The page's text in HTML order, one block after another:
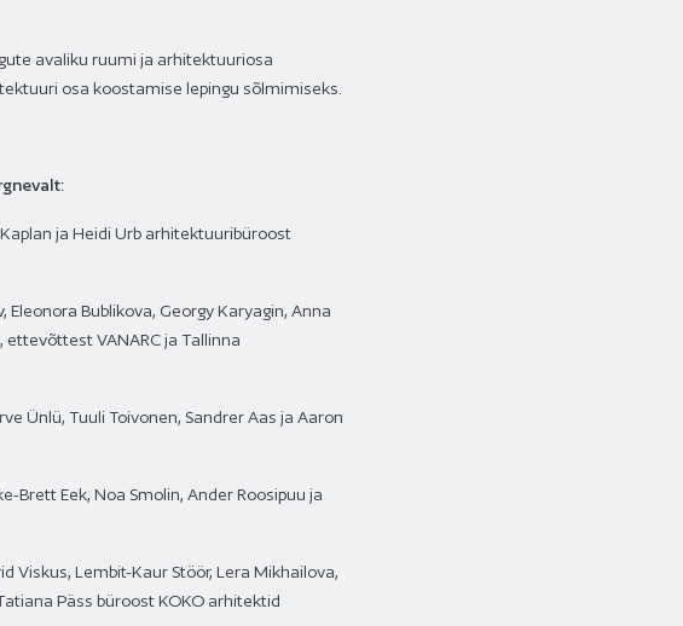
avaliku ruumi ja arhitektuuriosa
osa koostamise lepingu sõlmimiseks.
ja Heidi Urb arhitektuuribüroost
Eleonora Bublikova, Georgy Karyagin, Anna
ettevõttest VANARC ja Tallinna
Ünlü, Tuuli Toivonen, Sandrer Aas ja Aaron
Brett Eek, Noa Smolin, Ander Roosipuu ja
Viskus, Lembit-Kaur Stöör, Lera Mikhailova,
Päss büroost KOKO arhitektid